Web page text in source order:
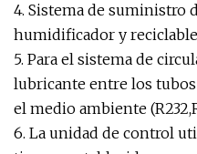
4. Sistema de suministro
humidificador y
5. Para el sistema de
lubricante entre los
el medio ambiente
6. La unidad de control